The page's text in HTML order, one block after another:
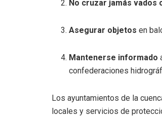
No cruzar jamás vados
Asegurar objetos en
Mantenerse informado
confederaciones
Los ayuntamientos de la
locales y servicios de